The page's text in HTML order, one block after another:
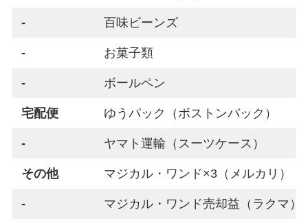
- 百味ビーンズ
- お菓子類
- ボールペン
宅配便 ゆうパック（ボストンバック）
- ヤマト運輸（スーツケース）
その他 マジカル・ワンド×3（メルカリ）
- マジカル・ワンド売却益（ラクマ）